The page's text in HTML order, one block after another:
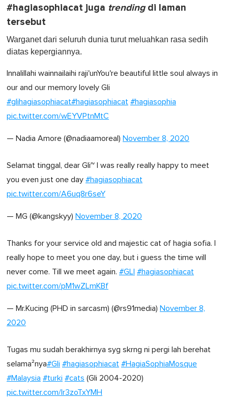
#hagiasophiacat juga trendingdi laman
tersebut
Warganet dari seluruh dunia turut meluahkan rasa sedih
diatas kepergiannya .
Innalillahi wainnailaihi raji'unYou're beautiful little soul always in
our and our memory lovely Gli
#glihagiasophiacat#hagiasophiacat #hagiasophia
pic.twitter.com/wEYVPtnMtC
— Nadia Amore (@nadiaamoreal) November 8, 2020
Selamat tinggal, dear Gli~ I was really really happy to meet
you even just one day #hagiasophiacat
pic.twitter.com/A6uq8r6seY
— MG (@kangskyy) November 8, 2020
Thanks for your service old and majestic cat of hagia sofia. I
really hope to meet you one day, but i guess the time will
never come. Till we meet again. #GLI #hagiasophiacat
pic.twitter.com/pM1wZLmKBf
— Mr.Kucing (PHD in sarcasm) (@rs91media) November 8,
2020
Tugas mu sudah berakhirnya syg skrng ni pergi lah berehat
selama²nya#Gli #hagiasophiacat #HagiaSophiaMosque
#Malaysia #turki #cats (Gli 2004-2020)
pic.twitter.com/lr3zoTxYMH